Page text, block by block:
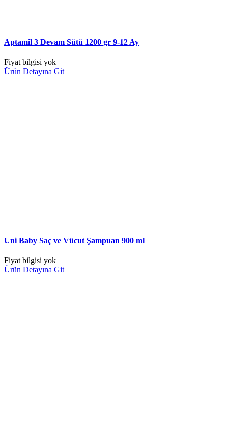
Aptamil 3 Devam Sütü 1200 gr 9-12 Ay
Fiyat bilgisi yok
Ürün Detayına Git
Uni Baby Saç ve Vücut Şampuan 900 ml
Fiyat bilgisi yok
Ürün Detayına Git